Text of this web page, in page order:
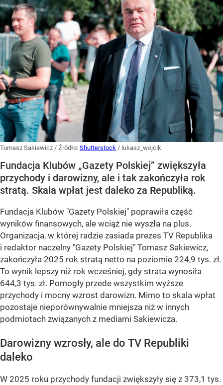
Tomasz Sakiewicz / Źródło: Shutterstock / lukasz_wojcik
Fundacja Klubów „Gazety Polskiej” zwiększyła
przychody i darowizny, ale i tak zakończyła rok
stratą. Skala wpłat jest daleko za Republiką.
Fundacja Klubów "Gazety Polskiej" poprawiła część
wyników finansowych, ale wciąż nie wyszła na plus.
Organizacja, w której radzie zasiada prezes TV Republika
i redaktor naczelny "Gazety Polskiej" Tomasz Sakiewicz,
zakończyła 2025 rok stratą netto na poziomie 224,9 tys. zł.
To wynik lepszy niż rok wcześniej, gdy strata wynosiła
644,3 tys. zł. Pomogły przede wszystkim wyższe
przychody i mocny wzrost darowizn. Mimo to skala wpłat
pozostaje nieporównywalnie mniejsza niż w innych
podmiotach związanych z mediami Sakiewicza.
Darowizny wzrosły, ale do TV Republiki
daleko
W 2025 roku przychody fundacji zwiększyły się z 373,1 tys.